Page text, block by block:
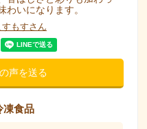
わいになります。
もすさん
声を送る
凍食品